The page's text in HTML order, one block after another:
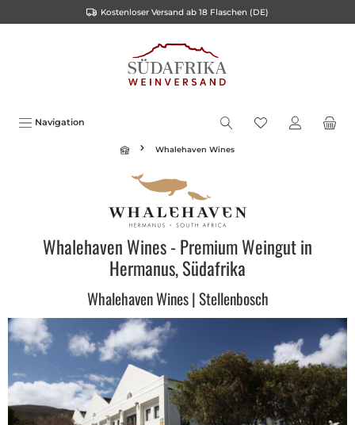
Kostenloser Versand ab 18 Flaschen (DE)
Navigation
Whalehaven Wines
Whalehaven Wines - Premium Weingut in
Hermanus, Südafrika
Whalehaven Wines | Stellenbosch